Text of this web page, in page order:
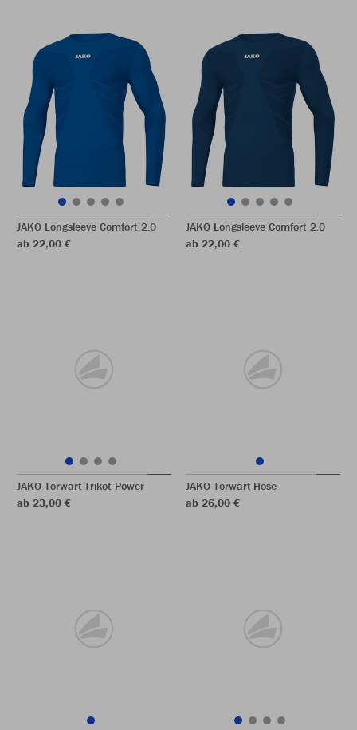
JAKO Longsleeve Comfort 2.0
ab 22,00 €
JAKO Longsleeve Comfort 2.0
ab 22,00 €
JAKO Torwart-Trikot Power
ab 23,00 €
JAKO Torwart-Hose
ab 26,00 €